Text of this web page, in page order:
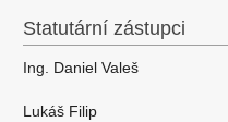
Statutární zástupci
Ing. Daniel Valeš
Lukáš Filip